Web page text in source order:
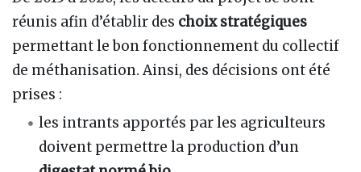
réunis afin d’établir des choix stratégiques
permettant le bon fonctionnement du collectif
de méthanisation. Ainsi, des décisions ont été
prises :
les intrants apportés par les agriculteurs
doivent permettre la production d’un